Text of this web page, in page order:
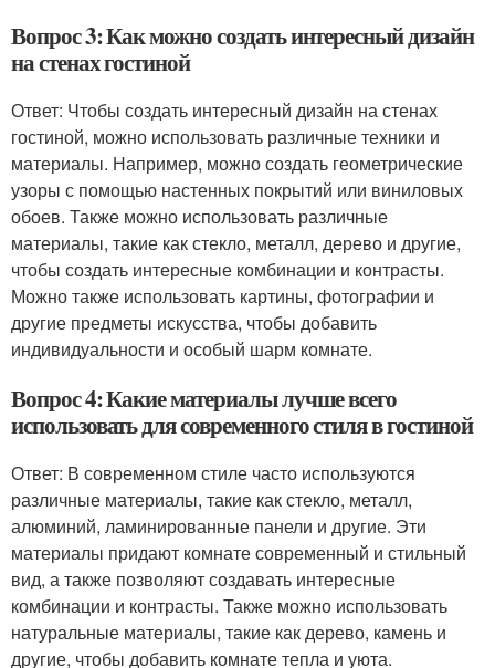
Вопрос 3: Как можно создать интересный дизайн
на стенах гостиной
Ответ: Чтобы создать интересный дизайн на стенах
гостиной, можно использовать различные техники и
материалы. Например, можно создать геометрические
узоры с помощью настенных покрытий или виниловых
обоев. Также можно использовать различные
материалы, такие как стекло, металл, дерево и другие,
чтобы создать интересные комбинации и контрасты.
Можно также использовать картины, фотографии и
другие предметы искусства, чтобы добавить
индивидуальности и особый шарм комнате.
Вопрос 4: Какие материалы лучше всего
использовать для современного стиля в гостиной
Ответ: В современном стиле часто используются
различные материалы, такие как стекло, металл,
алюминий, ламинированные панели и другие. Эти
материалы придают комнате современный и стильный
вид, а также позволяют создавать интересные
комбинации и контрасты. Также можно использовать
натуральные материалы, такие как дерево, камень и
другие, чтобы добавить комнате тепла и уюта.